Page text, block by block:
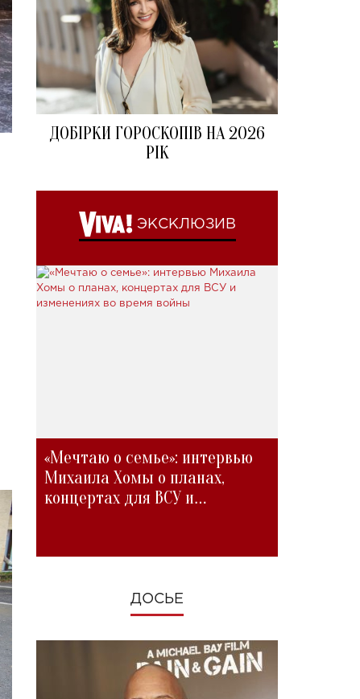
ДОБІРКИ ГОРОСКОПІВ НА 2026
РІК
ЭКСКЛЮЗИВ
«Мечтаю о семье»: интервью
Михаила Хомы о планах,
концертах для ВСУ и
ДОСЬЕ